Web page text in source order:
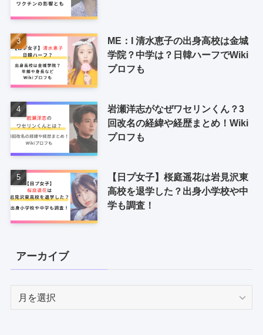
ME：I 清水恵子の出身高校は金城
学院？中学は？日韓ハーフでWiki
プロフも
岩瀬洋志がなぜワセリンくん？3
回改名の経緯や経歴まとめ！Wiki
プロフも
【日プ女子】桜庭遥花は岩見沢東
高校を退学した？出身小学校や中
学も調査！
アーカイブ